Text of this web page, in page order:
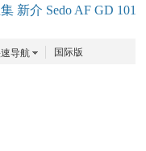
集 新介 Sedo AF GD 101